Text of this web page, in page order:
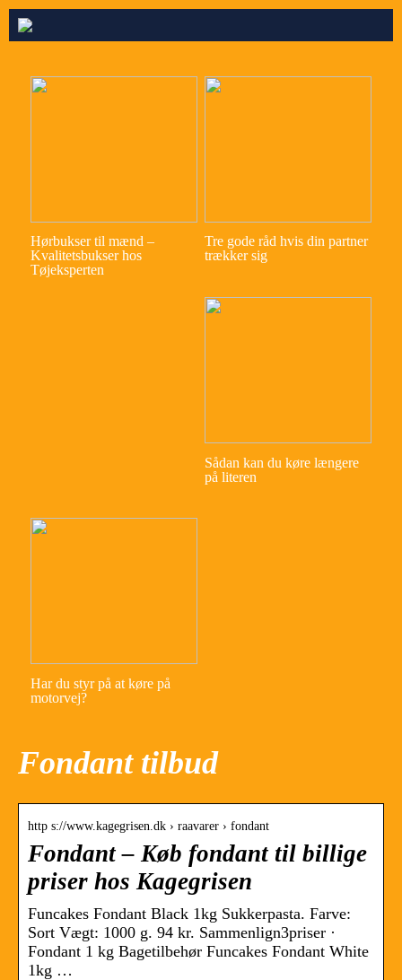
Hørbukser til mænd –
Kvalitetsbukser hos
Tøjeksperten
Tre gode råd hvis din partner
trækker sig
Sådan kan du køre længere
på literen
Har du styr på at køre på
motorvej?
Fondant tilbud
http s://www.kagegrisen.dk › raavarer › fondant
Fondant – Køb fondant til billige
priser hos Kagegrisen
Funcakes Fondant Black 1kg Sukkerpasta. Farve:
Sort Vægt: 1000 g. 94 kr. Sammenlign3priser ·
Fondant 1 kg Bagetilbehør Funcakes Fondant White
1kg …